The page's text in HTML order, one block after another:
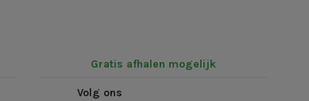
Gratis afhalen mogelijk
Volg ons